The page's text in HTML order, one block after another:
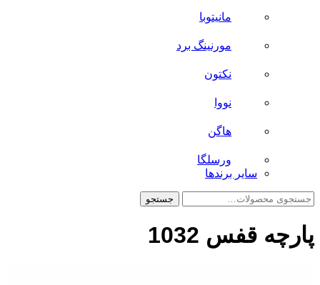
مانیتوبا
مورنینگ برد
نکتون
نووا
هاگن
ورسلگا
سایر برند‌ها
جستجو
جستجو
پارچه قفس 1032